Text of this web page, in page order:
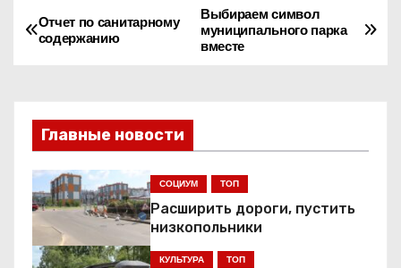
Н
г
а
ц
Выбираем символ
муниципального парка
вместе
Отчет по санитарному
содержанию
Главные новости
СОЦИУМ ТОП
Расширить дороги, пустить
низкопольники
КУЛЬТУРА ТОП